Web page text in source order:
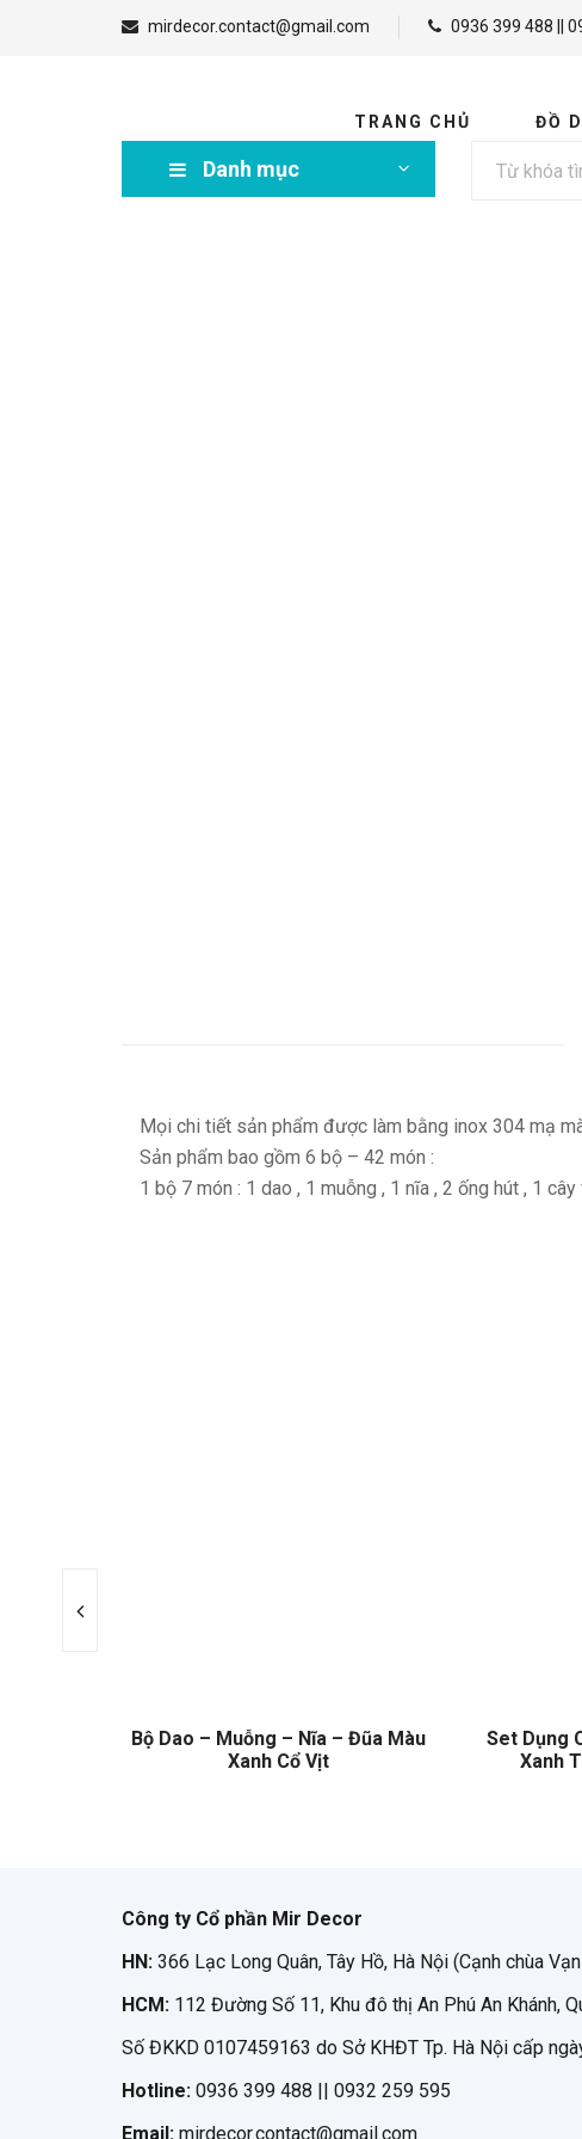
mirdecor.contact@gmail.com 0936 399 488 ||
TRANG CHỦ ĐỒ
Danh mục
Mọi chi tiết sản phẩm được làm bằng inox 304 mạ
Sản phẩm bao gồm 6 bộ – 42 món :
1 bộ 7 món : 1 dao , 1 muỗng , 1 nĩa , 2 ống hút , 1
Bộ Dao – Muỗng – Nĩa – Đũa Màu
Xanh Cổ Vịt
Set Dụng
Xanh
Công ty Cổ phần Mir Decor
HN: 366 Lạc Long Quân, Tây Hồ, Hà Nội (Cạnh chùa
HCM: 112 Đường Số 11, Khu đô thị An Phú An Khánh,
Số ĐKKD 0107459163 do Sở KHĐT Tp. Hà Nội cấp
Hotline: 0936 399 488 || 0932 259 595
Email: mirdecor.contact@gmail.com